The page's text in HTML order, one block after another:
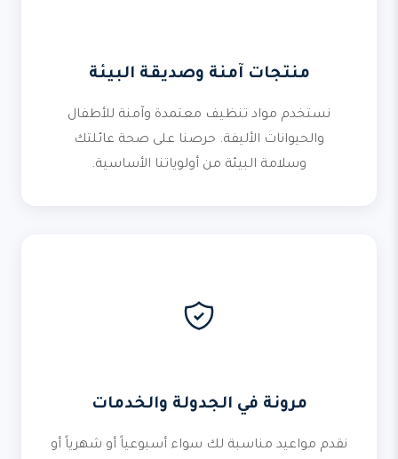
منتجات آمنة وصديقة البيئة
نستخدم مواد تنظيف معتمدة وآمنة للأطفال
والحيوانات الأليفة. حرصنا على صحة عائلتك
وسلامة البيئة من أولوياتنا الأساسية.
مرونة في الجدولة والخدمات
نقدم مواعيد مناسبة لك سواء أسبوعياً أو شهرياً أو